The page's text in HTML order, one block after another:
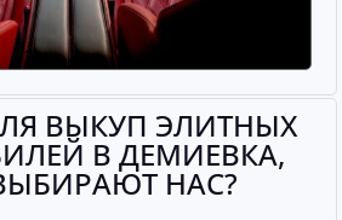
ВЫКУП ЭЛИТНЫХ
В ДЕМИЕВКА,
НАС?